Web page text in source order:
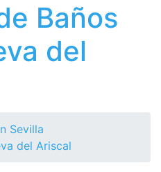
Baños
del
Sevilla
del Ariscal